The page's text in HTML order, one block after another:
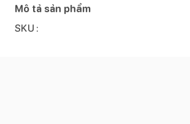
Mô tả sản phẩm
SKU :